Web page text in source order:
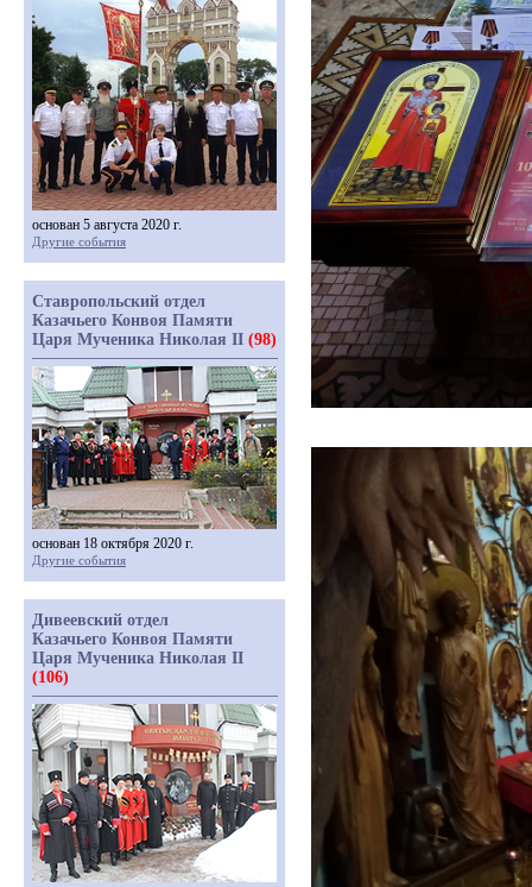
основан 5 августа 2020 г.
Другие события
Ставропольский отдел
Казачьего Конвоя Памяти
Царя Мученика Николая II (98)
основан 18 октября 2020 г.
Другие события
Дивеевский отдел
Казачьего Конвоя Памяти
Царя Мученика Николая II
(106)